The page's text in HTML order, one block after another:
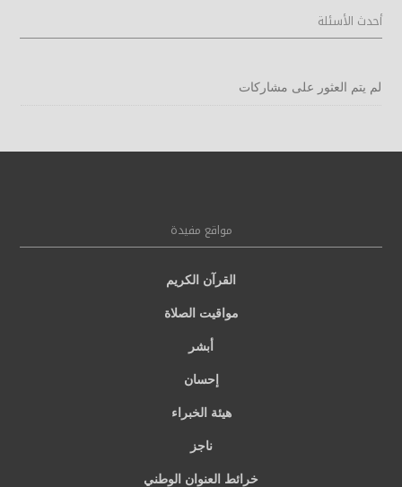
أحدث الأسئلة
لم يتم العثور على مشاركات
مواقع مفيدة
القرآن الكريم
مواقيت الصلاة
أبشر
إحسان
هيئة الخبراء
ناجز
خرائط العنوان الوطني